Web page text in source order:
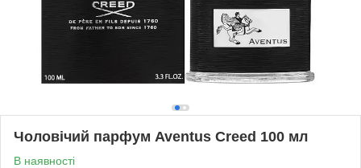
Чоловічий парфум Aventus Creed 100 мл
В наявності